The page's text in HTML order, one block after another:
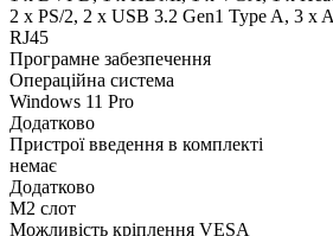
2 x PS/2, 2 x USB 3.2 Gen1 Type A, 3 x
RJ45
Програмне забезпечення
Операційна система
Windows 11 Pro
Додатково
Пристрої введення в комплекті
немає
Додатково
M2 слот
Можливість кріплення VESA